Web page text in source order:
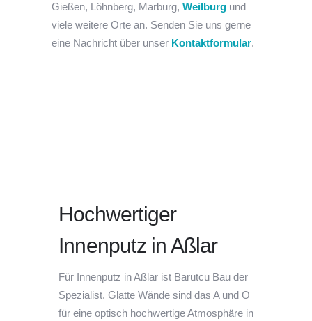
Gießen, Löhnberg, Marburg, Weilburg und
viele weitere Orte an. Senden Sie uns gerne
eine Nachricht über unser Kontaktformular.
Hochwertiger
Innenputz in Aßlar
Für Innenputz in Aßlar ist Barutcu Bau der
Spezialist. Glatte Wände sind das A und O
für eine optisch hochwertige Atmosphäre in